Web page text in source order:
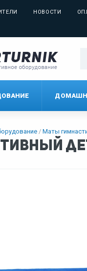
НОВОСТИ
Маты